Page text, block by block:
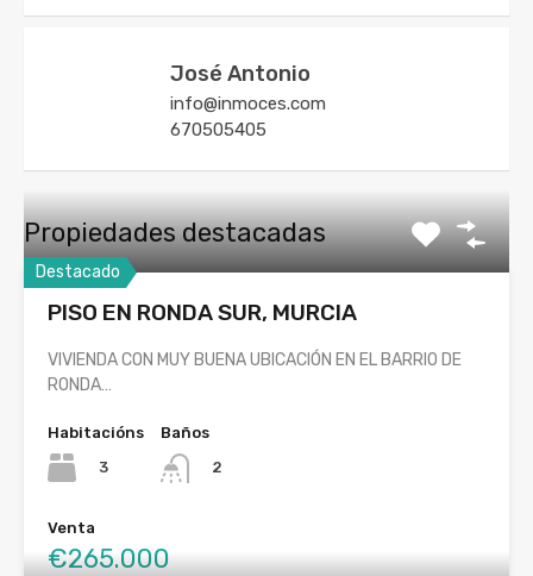
José Antonio
info@inmoces.com
670505405
Propiedades destacadas
Destacado
PISO EN RONDA SUR, MURCIA
VIVIENDA CON MUY BUENA UBICACIÓN EN EL BARRIO DE
RONDA…
Habitacións
3
Baños
2
Venta
€265.000